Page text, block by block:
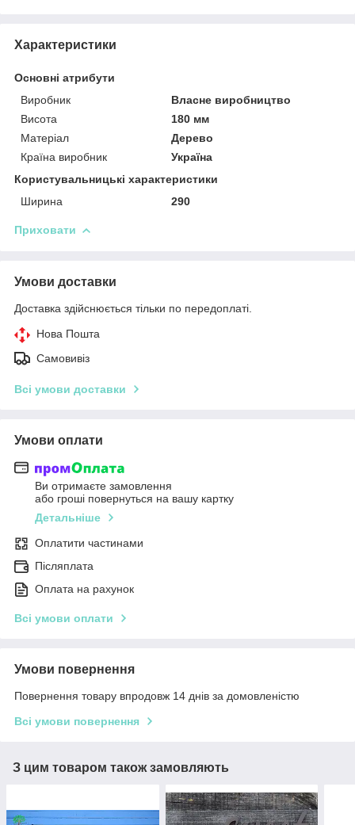
Характеристики
Основні атрибути
Виробник
Власне виробництво
Висота
180 мм
Матеріал
Дерево
Країна виробник
Україна
Користувальницькі характеристики
Ширина
290
Приховати
Умови доставки
Доставка здійснюється тільки по передоплаті.
Нова Пошта
Самовивіз
Всі умови доставки
Умови оплати
Ви отримаєте замовлення
або гроші повернуться на вашу картку
Детальніше
Оплатити частинами
Післяплата
Оплата на рахунок
Всі умови оплати
Умови повернення
Повернення товару впродовж 14 днів за домовленістю
Всі умови повернення
З цим товаром також замовляють